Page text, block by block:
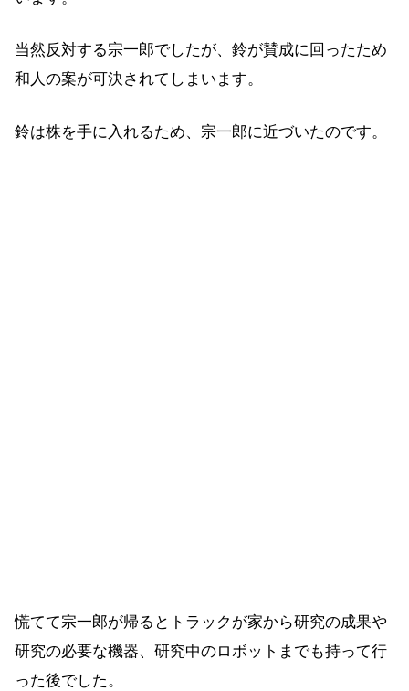
当然反対する宗一郎でしたが、鈴が賛成に回ったため
和人の案が可決されてしまいます。
鈴は株を手に入れるため、宗一郎に近づいたのです。
慌てて宗一郎が帰るとトラックが家から研究の成果や
研究の必要な機器、研究中のロボットまでも持って行
った後でした。